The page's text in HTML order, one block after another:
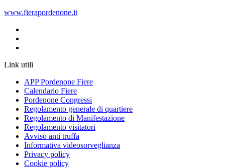
www.fierapordenone.it
Link utili
APP Pordenone Fiere
Calendario Fiere
Pordenone Congressi
Regolamento generale di quartiere
Regolamento di Manifestazione
Regolamento visitatori
Avviso anti truffa
Informativa videosorveglianza
Privacy policy
Cookie policy